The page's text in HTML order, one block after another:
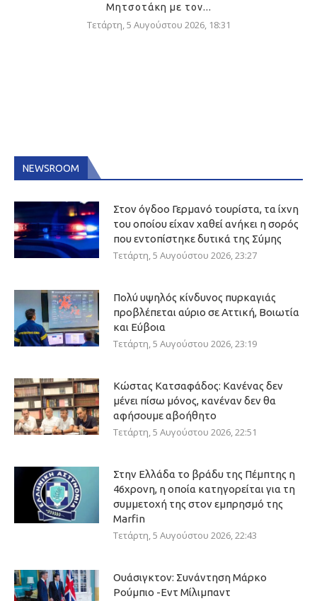
Μητσοτάκη με τον...
Τετάρτη, 5 Αυγούστου 2026, 18:31
NEWSROOM
Στον όγδοο Γερμανό τουρίστα, τα ίχνη
του οποίου είχαν χαθεί ανήκει η σορός
που εντοπίστηκε δυτικά της Σύμης
Τετάρτη, 5 Αυγούστου 2026, 23:27
Πολύ υψηλός κίνδυνος πυρκαγιάς
προβλέπεται αύριο σε Αττική, Βοιωτία
και Εύβοια
Τετάρτη, 5 Αυγούστου 2026, 23:19
Κώστας Κατσαφάδος: Κανένας δεν
μένει πίσω μόνος, κανέναν δεν θα
αφήσουμε αβοήθητο
Τετάρτη, 5 Αυγούστου 2026, 22:51
Στην Ελλάδα το βράδυ της Πέμπτης η
46χρονη, η οποία κατηγορείται για τη
συμμετοχή της στον εμπρησμό της
Marfin
Τετάρτη, 5 Αυγούστου 2026, 22:43
Ουάσιγκτον: Συνάντηση Μάρκο
Ρούμπιο -Εντ Μίλιμπαντ